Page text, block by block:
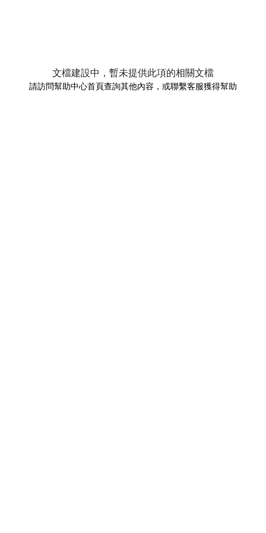
文檔建設中，暫未提供此項的相關文檔
請訪問幫助中心首頁查詢其他內容，或聯繫客服獲得幫助